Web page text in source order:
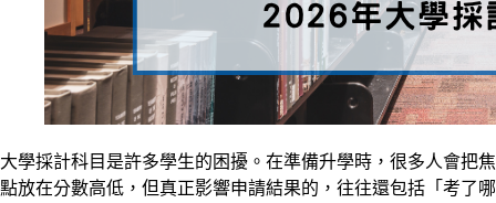
大學採計科目是許多學生的困擾。在準備升學時，很多人會把焦
點放在分數高低，但真正影響申請結果的，往往還包括「考了哪